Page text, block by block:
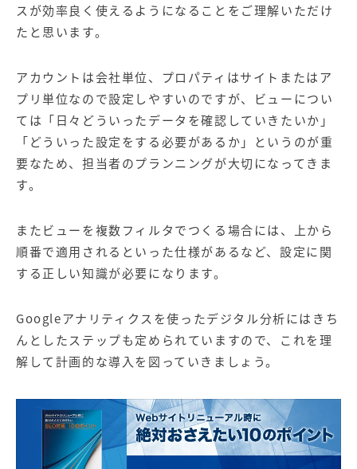
スが効率良く使えるようになることをご理解いただけ
たと思います。
アカウントは会社単位、プロパティはサイトまたはア
プリ単位なので設定しやすいのですが、ビューについ
ては「日々どういったデータを確認していきたいか」
「どういった設定をする必要があるか」というのが重
要なため、担当者のプランニングが大切になってきま
す。
またビューを複数フィルタでつくる場合には、上から
順番で適用されるといった仕様があるなど、設定に関
する正しい知識が必要になります。
Googleアナリティクスを使ったデジタル分析にはきち
んとしたステップも定められていますので、これを理
解して計画的な導入を図っていきましょう。